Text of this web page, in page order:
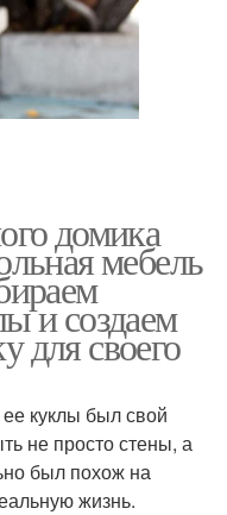
домика
мебель
и создаем
для своего
куклы был свой
не просто стены, а
был похож на
жизнь.